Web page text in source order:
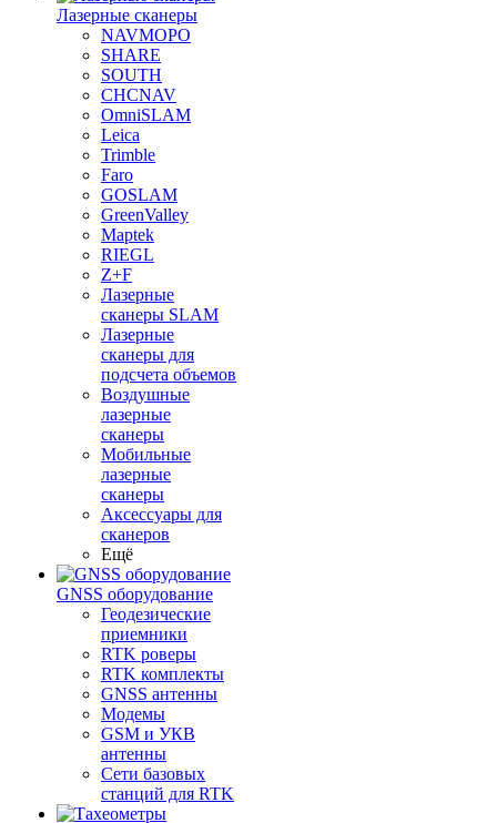
Лазерные сканеры
NAVMOPO
SHARE
SOUTH
CHCNAV
OmniSLAM
Leica
Trimble
Faro
GOSLAM
GreenValley
Maptek
RIEGL
Z+F
Лазерные
сканеры SLAM
Лазерные
сканеры для
подсчета объемов
Воздушные
лазерные
сканеры
Мобильные
лазерные
сканеры
Аксессуары для
сканеров
Ещё
GNSS оборудование
Геодезические
приемники
RTK роверы
RTK комплекты
GNSS антенны
Модемы
GSM и УКВ
антенны
Сети базовых
станций для RTK